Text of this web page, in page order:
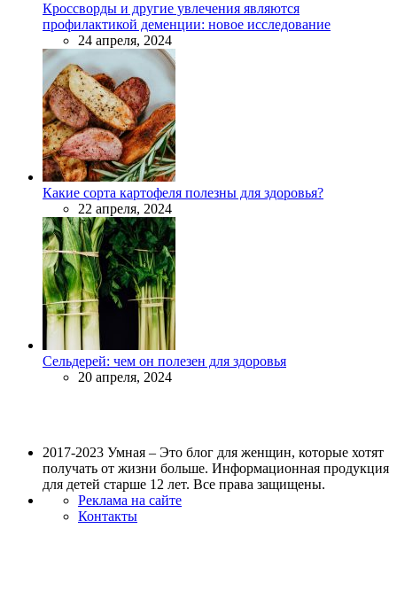
Кроссворды и другие увлечения являются
профилактикой деменции: новое исследование
24 апреля, 2024
Какие сорта картофеля полезны для здоровья?
22 апреля, 2024
Сельдерей: чем он полезен для здоровья
20 апреля, 2024
2017-2023 Умная – Это блог для женщин, которые хотят
получать от жизни больше. Информационная продукция
для детей старше 12 лет. Все права защищены.
Реклама на сайте
Контакты